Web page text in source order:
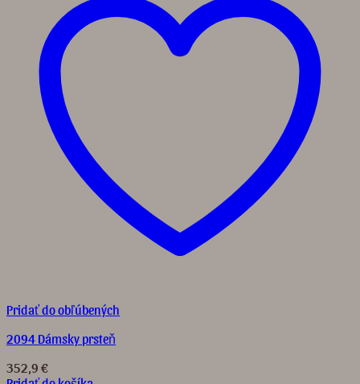
Pridať do obľúbených
2094 Dámsky prsteň
352,9 €